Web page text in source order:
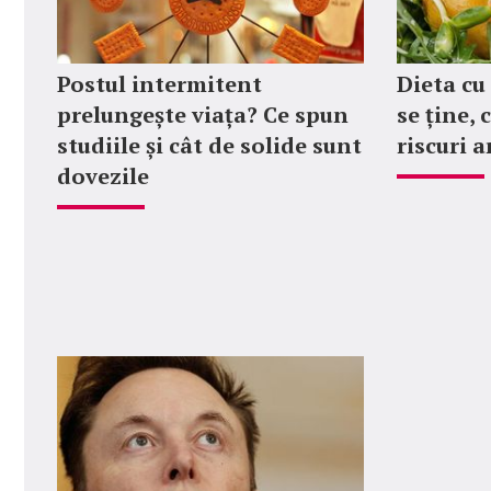
Postul intermitent
prelungește viața? Ce spun
studiile și cât de solide sunt
dovezile
Dieta
se ține,
riscuri